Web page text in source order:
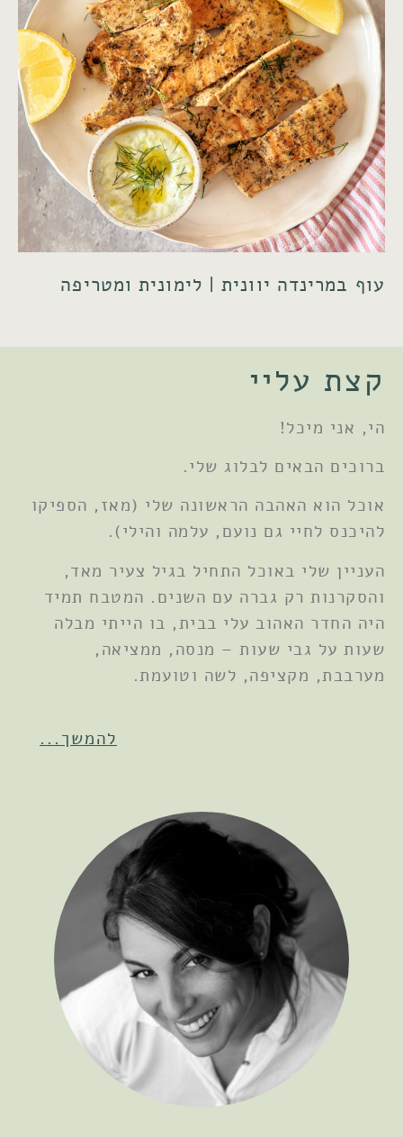
עוף במרינדה יוונית | לימונית ומטריפה
קצת עליי
הי, אני מיכל!
ברוכים הבאים לבלוג שלי.
אוכל הוא האהבה הראשונה שלי (מאז, הספיקו
להיכנס לחיי גם נועם, עלמה והילי).
העניין שלי באוכל התחיל בגיל צעיר מאד,
והסקרנות רק גברה עם השנים. המטבח תמיד
היה החדר האהוב עלי בבית, בו הייתי מבלה
שעות על גבי שעות – מנסה, ממציאה,
מערבבת, מקציפה, לשה וטועמת.
להמשך...